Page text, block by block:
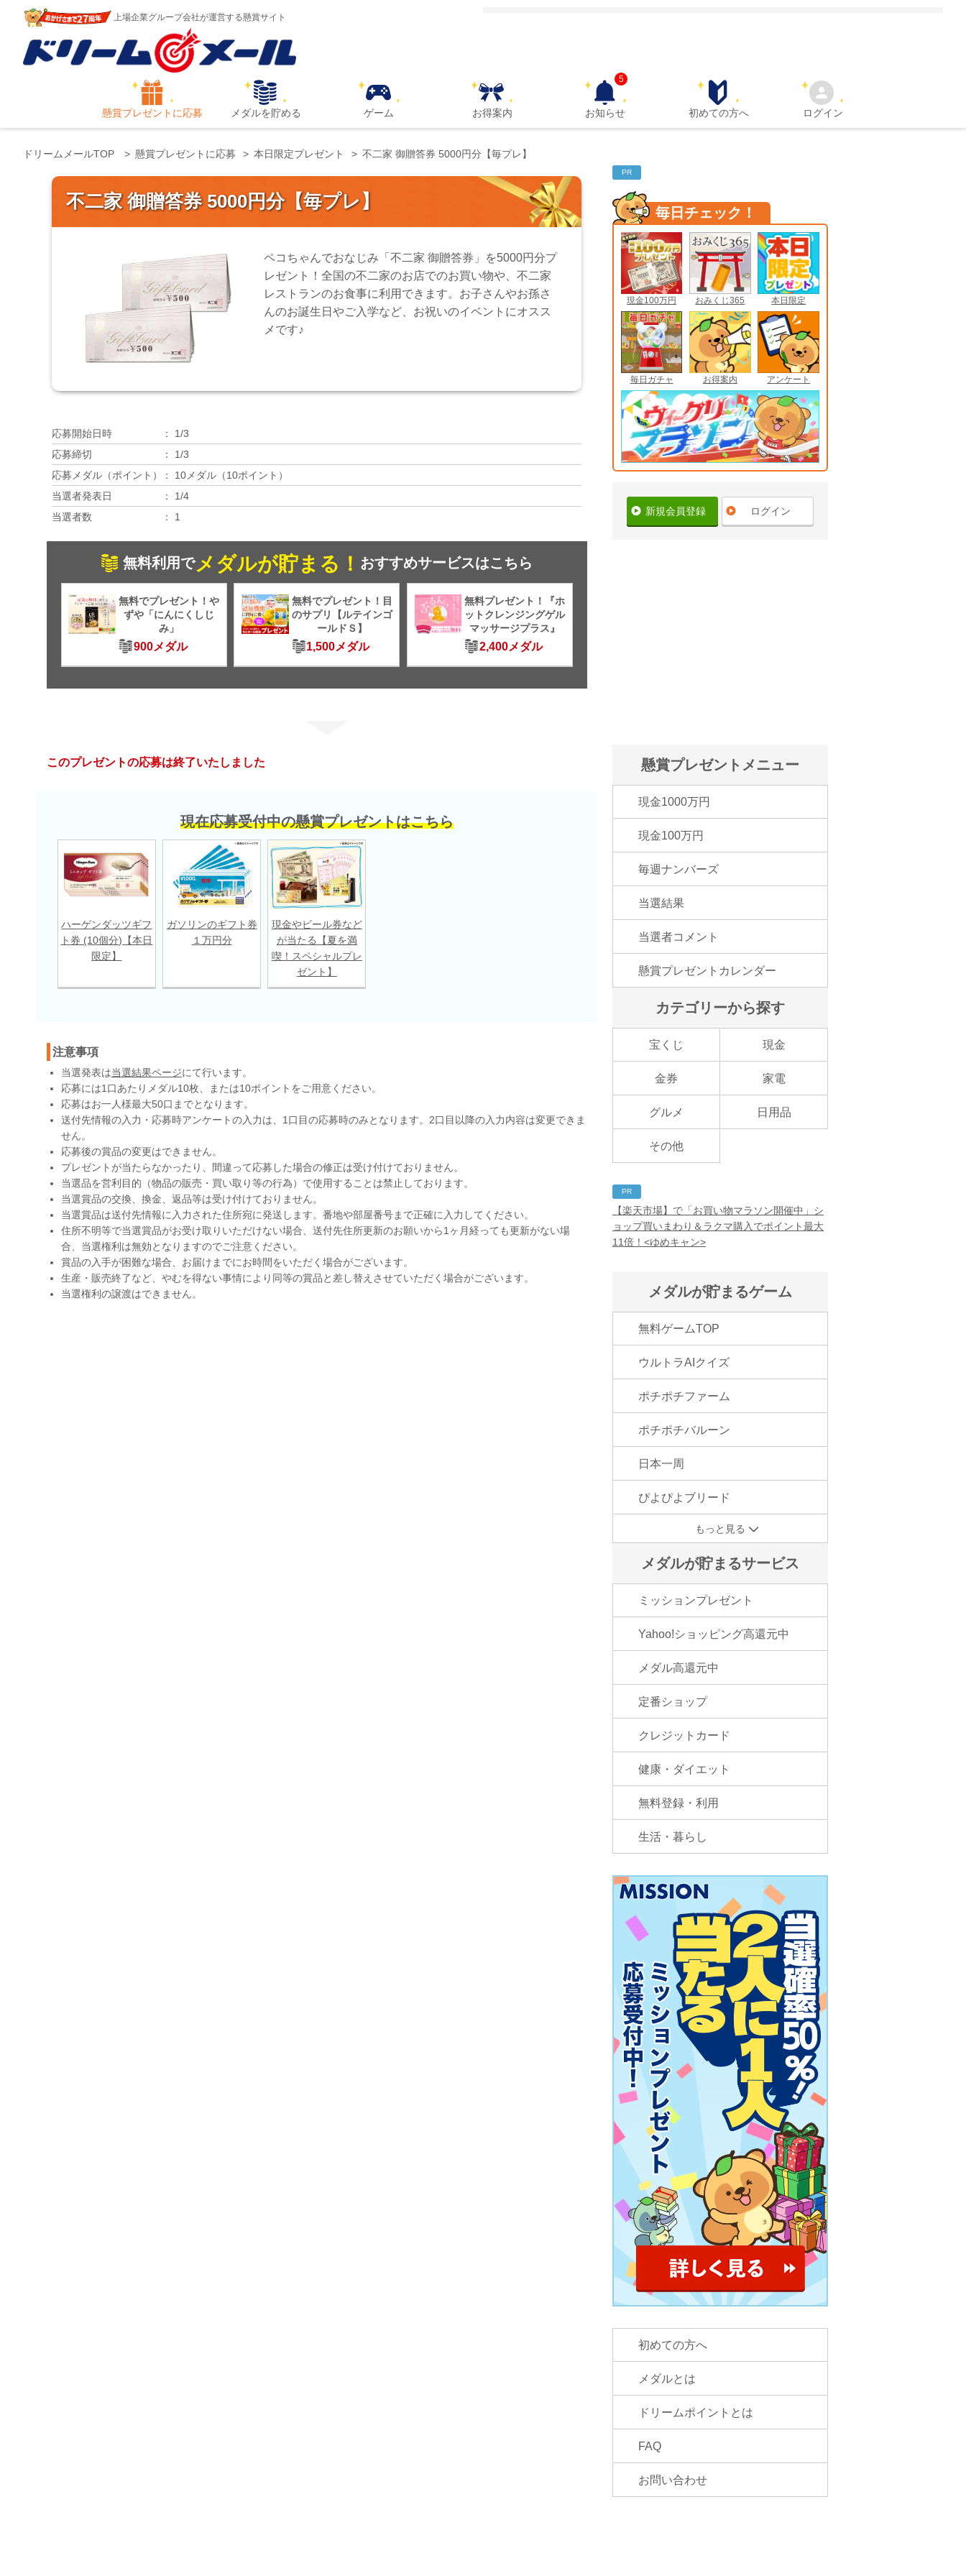
上場企業グループ会社が運営する懸賞サイト
懸賞プレゼントに応募 メダルを貯める ゲーム お得案内 お知らせ
5
初めての方へ ログイン
ドリームメールTOP 懸賞プレゼントに応募 本日限定プレゼント 不二家 御贈答券 5000円分【毎プレ】
不二家 御贈答券 5000円分【毎プレ】
ペコちゃんでおなじみ「不二家 御贈答券」を5000円分プ
レゼント！全国の不二家のお店でのお買い物や、不二家
レストランのお食事に利用できます。お子さんやお孫さ
んのお誕生日やご入学など、お祝いのイベントにオスス
メです♪
応募開始日時
1/3
応募締切
1/3
応募メダル（ポイント）
10メダル（10ポイント）
当選者発表日
1/4
当選者数
1
無料利用でメダルが貯まる！ おすすめサービスはこちら
無料でプレゼント！や
ずや「にんにくしじ
み」
900メダル
無料でプレゼント！目
のサプリ【ルテインゴ
ールドＳ】
1,500メダル
無料プレゼント！『ホ
ットクレンジングゲル
マッサージプラス』
2,400メダル
このプレゼントの応募は終了いたしました
現在応募受付中の懸賞プレゼントはこちら
ハーゲンダッツギフ
ト券 (10個分)【本日
限定】
ガソリンのギフト券
１万円分
現金やビール券など
が当たる【夏を満
喫！スペシャルプレ
ゼント】
注意事項
当選発表は当選結果ページにて行います。
応募には1口あたりメダル10枚、または10ポイントをご用意ください。
応募はお一人様最大50口までとなります。
送付先情報の入力・応募時アンケートの入力は、1口目の応募時のみとなります。2口目以降の入力内容は変更できま
せん。
応募後の賞品の変更はできません。
プレゼントが当たらなかったり、間違って応募した場合の修正は受け付けておりません。
当選品を営利目的（物品の販売・買い取り等の行為）で使用することは禁止しております。
当選賞品の交換、換金、返品等は受け付けておりません。
当選賞品は送付先情報に入力された住所宛に発送します。番地や部屋番号まで正確に入力してください。
住所不明等で当選賞品がお受け取りいただけない場合、送付先住所更新のお願いから1ヶ月経っても更新がない場
合、当選権利は無効となりますのでご注意ください。
賞品の入手が困難な場合、お届けまでにお時間をいただく場合がございます。
生産・販売終了など、やむを得ない事情により同等の賞品と差し替えさせていただく場合がございます。
当選権利の譲渡はできません。
PR
毎日チェック！
現金100万円 おみくじ365 本日限定
毎日ガチャ お得案内 アンケート
新規会員登録 ログイン
懸賞プレゼントメニュー
現金1000万円
現金100万円
毎週ナンバーズ
当選結果
当選者コメント
懸賞プレゼントカレンダー
カテゴリーから探す
宝くじ 現金
金券 家電
グルメ 日用品
その他
PR
【楽天市場】で「お買い物マラソン開催中」シ
ョップ買いまわり＆ラクマ購入でポイント最大
11倍！<ゆめキャン>
メダルが貯まるゲーム
無料ゲームTOP
ウルトラAIクイズ
ポチポチファーム
ポチポチバルーン
日本一周
ぴよぴよブリード
もっと見る
メダルが貯まるサービス
ミッションプレゼント
Yahoo!ショッピング高還元中
メダル高還元中
定番ショップ
クレジットカード
健康・ダイエット
無料登録・利用
生活・暮らし
初めての方へ
メダルとは
ドリームポイントとは
FAQ
お問い合わせ